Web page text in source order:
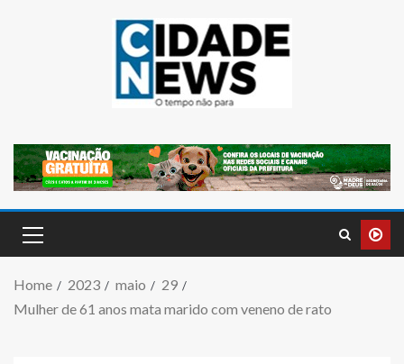
Home 2023 maio
29
Mulher de 61 anos mata marido com veneno de rato